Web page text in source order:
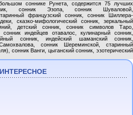
соннике Рунета, содержится 75 лучших
сонник Эзопа, сонник Шуваловой,
французский сонник, сонник Шиллера-
сказко-мифологический сонник, зеркальный
детский сонник, сонник символов Таро,
индейцев отавалос, кулинарный сонник,
сонник, индейский шаманский сонник,
сонник Шереминской, старинный
сонник Ванги, цыганский сонник, эзотерический
ИНТЕРЕСНОЕ